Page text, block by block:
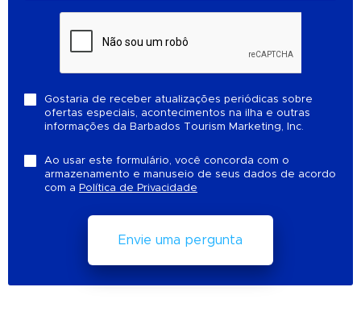
Gostaria de receber atualizações periódicas sobre
ofertas especiais, acontecimentos na ilha e outras
informações da Barbados Tourism Marketing, Inc.
Ao usar este formulário, você concorda com o
armazenamento e manuseio de seus dados de acordo
com a Política de Privacidade